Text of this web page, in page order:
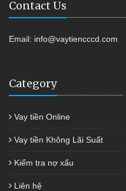
Contact Us
Email: info@vaytiencccd.com
Category
Vay tiền Online
Vay tiền Không Lãi Suất
Kiểm tra nợ xấu
Liên hệ